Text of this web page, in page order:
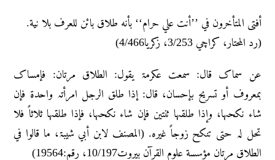
أفتی المتأخرون في ’’أنت علي حرام‘‘ بأنه طلاق بائن للعرف بلا نیة.
(رد المحتار، کراچي 3/253، زکریا4/466)
عن سماک قال: سمعت عکرمۃ یقول: الطلاق مرتان: فإمساک
بمعروف أو تسریح بإحسان، قال: إذا طلق الرجل امرأتہ واحدۃ فإن
شاء نکحہا، وإذا طلقہا ثنتین فإن شاء نکحہا، فإذا طلقہا ثلاثاً فلا
تحل لہ حتی تنکح زوجاً غیرہ. (المصنف لابن أبي شیبۃ، ما قالوا في
الطلاق مرتان مؤسسة علوم القرآن بیروت10/197، رقم:19564)